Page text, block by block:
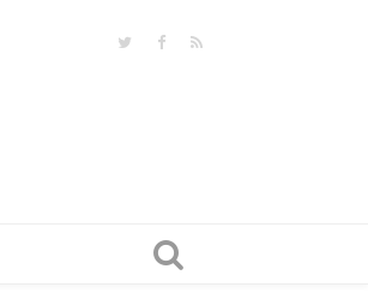
TwitterFacebook
RSS